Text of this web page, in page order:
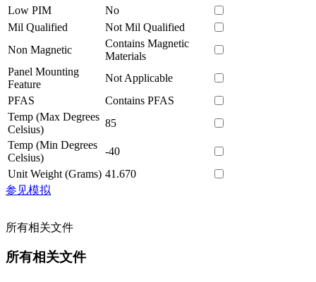
Low PIM
No
Mil Qualified
Not Mil Qualified
Non Magnetic
Contains Magnetic
Materials
Panel Mounting
Feature
Not Applicable
PFAS
Contains PFAS
Temp (Max Degrees
Celsius)
85
Temp (Min Degrees
Celsius)
-40
Unit Weight (Grams) 41.670
参见模拟
所有相关文件
所有相关文件